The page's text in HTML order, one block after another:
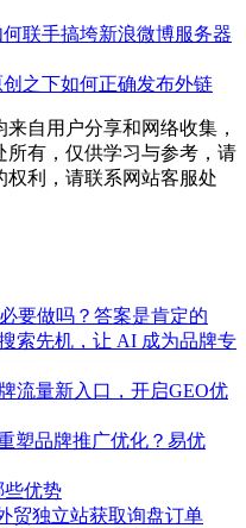
何联手搞垮新浪微博服务器
创之下如何正确发布外链
自用户分享和网络收集，
有，仅供学习与参考，请
利，请联系网站客服处
要做吗？答案是肯定的
索先机，让 AI 成为品牌专
流量新入口，开启GEO优
塑品牌推广优化？易优
些优势
贸独立站获取询盘订单